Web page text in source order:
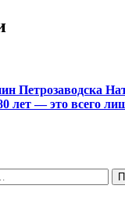
Петрозаводска
лет — это всего